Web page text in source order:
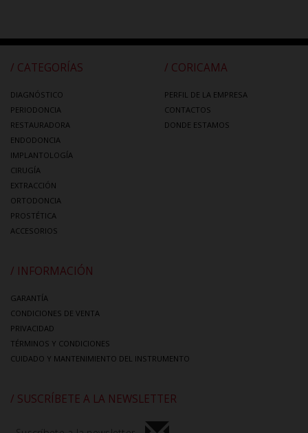
/ CATEGORÍAS
DIAGNÓSTICO
PERIODONCIA
RESTAURADORA
ENDODONCIA
IMPLANTOLOGÍA
CIRUGÍA
EXTRACCIÓN
ORTODONCIA
PROSTÉTICA
ACCESORIOS
/ CORICAMA
PERFIL DE LA EMPRESA
CONTACTOS
DONDE ESTAMOS
/ INFORMACIÓN
GARANTÍA
CONDICIONES DE VENTA
PRIVACIDAD
TÉRMINOS Y CONDICIONES
CUIDADO Y MANTENIMIENTO DEL INSTRUMENTO
/ SUSCRÍBETE A LA NEWSLETTER